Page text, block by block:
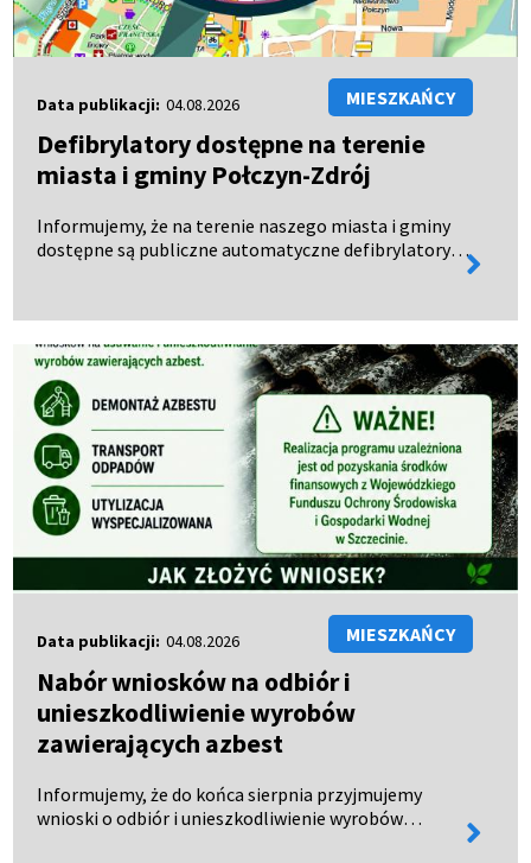
Data publikacji: 04.08.2026 MIESZKAŃCY
Defibrylatory dostępne na terenie
miasta i gminy Połczyn-Zdrój
Informujemy, że na terenie naszego miasta i gminy
dostępne są publiczne automatyczne defibrylatory
uratow…
więcej
Data publikacji: 04.08.2026 MIESZKAŃCY
Nabór wniosków na odbiór i
unieszkodliwienie wyrobów
zawierających azbest
Informujemy, że do końca sierpnia przyjmujemy
wnioski o odbiór i unieszkodliwienie wyrobów
więcej